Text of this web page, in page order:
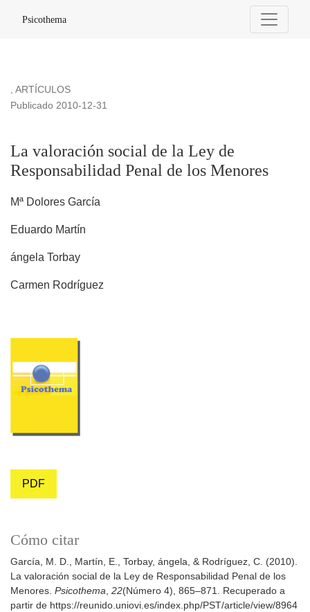
La valoración social de la Ley de Responsabilidad Penal de
Psicothema
, ARTÍCULOS
La valoración social de la Ley de
Responsabilidad Penal de los Menores
Publicado 2010-12-31
Mª Dolores García
Eduardo Martín
ángela Torbay
Carmen Rodríguez
PDF
Cómo citar
García, M. D., Martín, E., Torbay, ángela, & Rodríguez, C. (2010).
La valoración social de la Ley de Responsabilidad Penal de los
Menores. Psicothema, 22(Número 4), 865–871. Recuperado a
partir de https://reunido.uniovi.es/index.php/PST/article/view/8964